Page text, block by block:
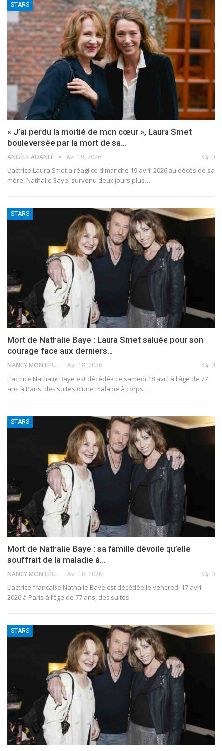
STARS
« J’ai perdu la moitié de mon cœur », Laura Smet
bouleversée par la mort de sa…
ANGÈLE ADANLÉ Avr 19, 2026 0
L’actrice Laura Smet a réagi ce dimanche 19 avril 2026 au décès de sa
mère, Nathalie Baye, survenu deux jours plus…
STARS
Mort de Nathalie Baye : Laura Smet saluée pour son
courage face aux derniers…
NANCY MONTÉRO Avr 18, 2026 0
L’actrice Nathalie Baye est décédée ce samedi 18 avril à l’âge de 77
ans à Paris, des suites d’une maladie à corps…
STARS
Mort de Nathalie Baye : sa famille dévoile qu’elle
souffrait de la maladie à…
NANCY MONTÉRO Avr 18, 2026 0
L’actrice française Nathalie Baye est décédée le vendredi 17 avril
2026 à Paris à l’âge de 77 ans, des suites…
STARS